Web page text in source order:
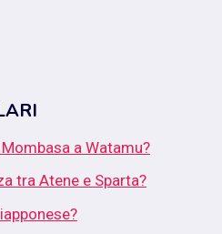
a Watamu?
tra Atene e Sparta?